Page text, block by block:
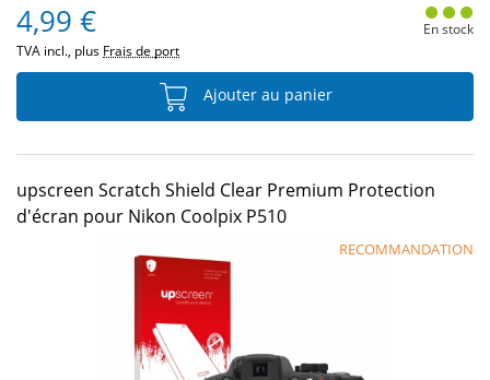
4,99 €
TVA incl., plus Frais de port
En stock
Ajouter au panier
upscreen Scratch Shield Clear Premium Protection
d'écran pour Nikon Coolpix P510
RECOMMANDATION